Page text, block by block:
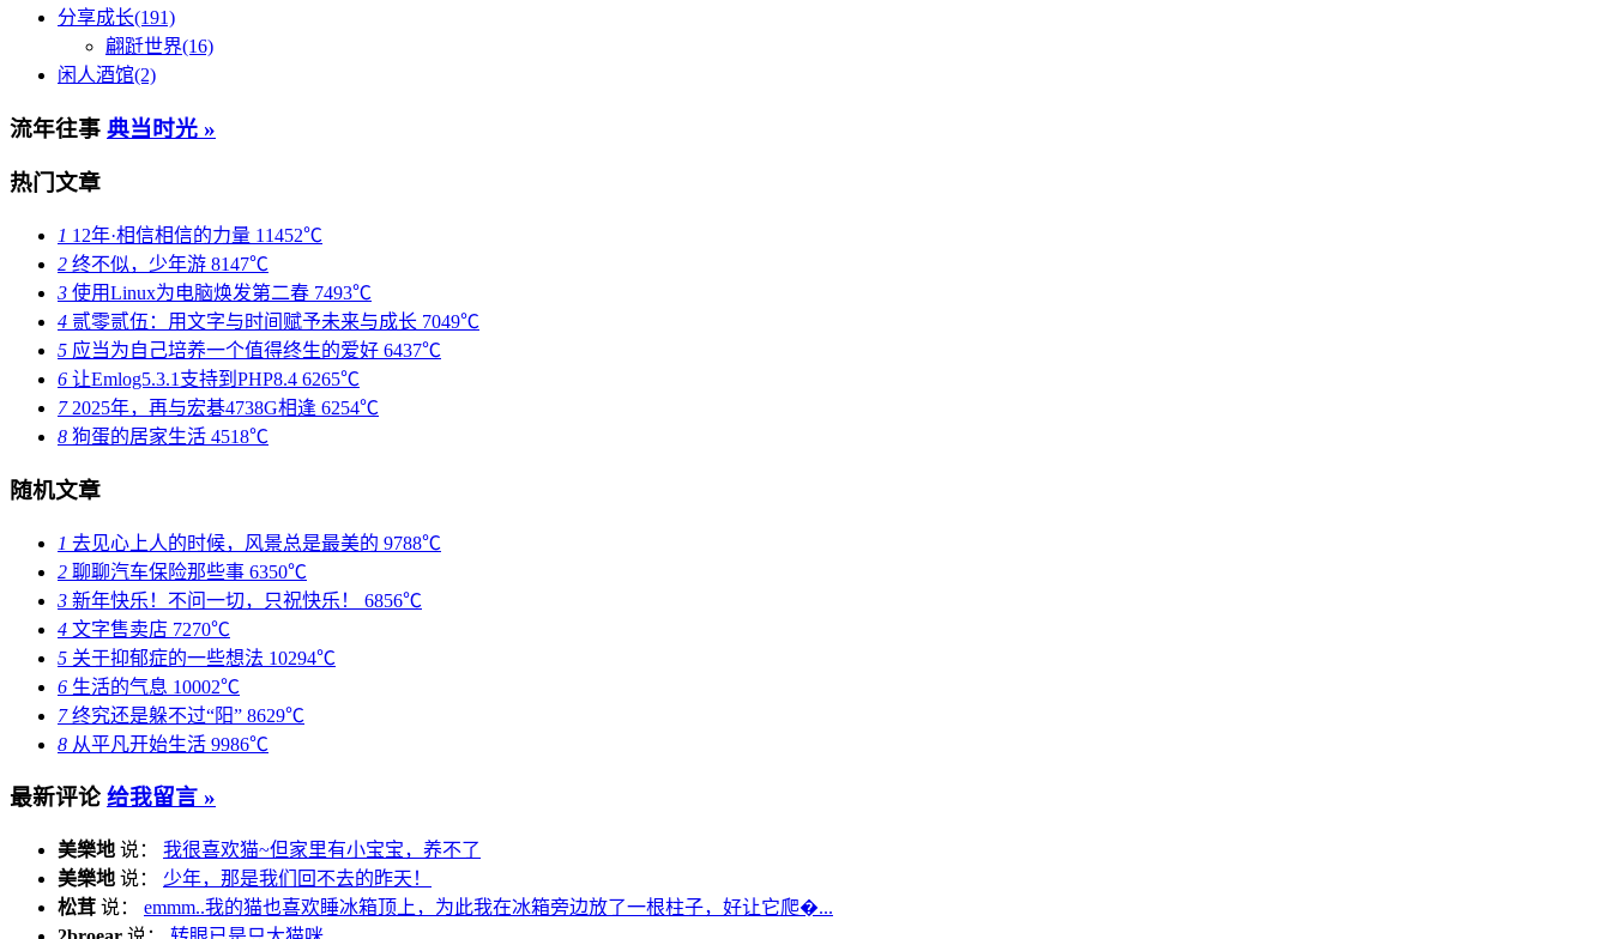
分享成长(191)
翩跹世界(16)
闲人酒馆(2)
流年往事 典当时光 »
热门文章
1 12年·相信相信的力量 11452℃
2 终不似，少年游 8147℃
3 使用Linux为电脑焕发第二春 7493℃
4 贰零贰伍：用文字与时间赋予未来与成长 7049℃
5 应当为自己培养一个值得终生的爱好 6437℃
6 让Emlog5.3.1支持到PHP8.4 6265℃
72025年，再与宏碁4738G相逢 6254℃
8 狗蛋的居家生活 4518℃
随机文章
1 去见心上人的时候，风景总是最美的 9788℃
2 聊聊汽车保险那些事 6350℃
3 新年快乐！不问一切，只祝快乐！ 6856℃
4 文字售卖店 7270℃
5 关于抑郁症的一些想法 10294℃
6 生活的气息 10002℃
7终究还是躲不过“阳” 8629℃
8 从平凡开始生活 9986℃
最新评论 给我留言 »
美樂地 说： 我很喜欢猫~但家里有小宝宝，养不了
美樂地 说： 少年，那是我们回不去的昨天！
松茸 说： emmm..我的猫也喜欢睡冰箱顶上，为此我在冰箱旁边放了一根柱子，好让它爬�...